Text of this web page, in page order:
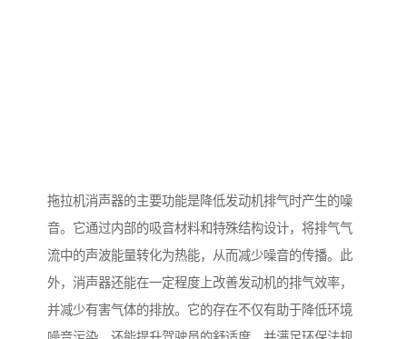
拖拉机消声器的主要功能是降低发动机排气时产生的噪
音。它通过内部的吸音材料和特殊结构设计，将排气气
流中的声波能量转化为热能，从而减少噪音的传播。此
外，消声器还能在一定程度上改善发动机的排气效率，
并减少有害气体的排放。它的存在不仅有助于降低环境